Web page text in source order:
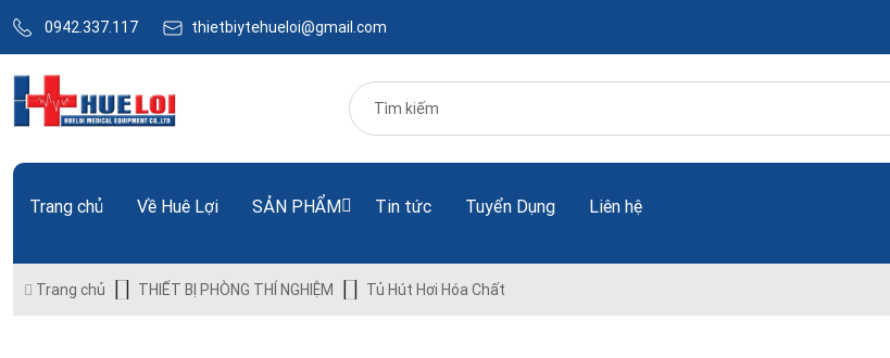
0942.337.117 thietbiytehueloi@gmail.com
Trang chủ Về Huê Lợi SẢN PHẨM Tin tức Tuyển Dụng Liên hệ
Trang chủ THIẾT BỊ PHÒNG THÍ NGHIỆM Tủ Hút Hơi Hóa Chất